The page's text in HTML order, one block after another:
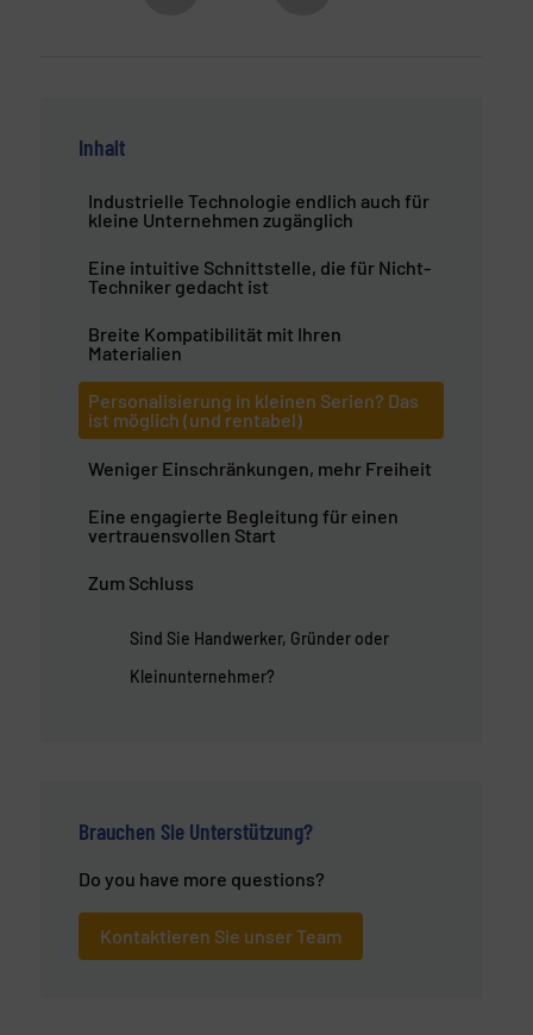
Inhalt
Industrielle Technologie endlich auch für
kleine Unternehmen zugänglich
Eine intuitive Schnittstelle, die für Nicht-
Techniker gedacht ist
Breite Kompatibilität mit Ihren
Materialien
Personalisierung in kleinen Serien? Das
ist möglich (und rentabel)
Weniger Einschränkungen, mehr Freiheit
Eine engagierte Begleitung für einen
vertrauensvollen Start
Zum Schluss
Sind Sie Handwerker, Gründer oder
Kleinunternehmer?
Brauchen Sie Unterstützung?
Do you have more questions?
Kontaktieren Sie unser Team